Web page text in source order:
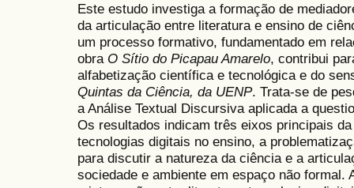
Este estudo investiga a formação de
da articulação entre literatura e ensino de
um processo formativo, fundamentado em
obra O Sítio do Picapau Amarelo, contribui
alfabetização científica e tecnológica e do
Quintas da Ciência, da UENP. Trata-se de
a Análise Textual Discursiva aplicada a
Os resultados indicam três eixos principais
tecnologias digitais no ensino, a
para discutir a natureza da ciência e a
sociedade e ambiente em espaço não